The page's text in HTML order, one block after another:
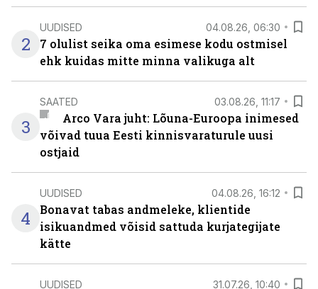
2
UUDISED 04.08.26, 06:30
7 olulist seika oma esimese kodu ostmisel
ehk kuidas mitte minna valikuga alt
3
SAATED 03.08.26, 11:17
Arco Vara juht: Lõuna-Euroopa inimesed
võivad tuua Eesti kinnisvaraturule uusi
ostjaid
4
UUDISED 04.08.26, 16:12
Bonavat tabas andmeleke, klientide
isikuandmed võisid sattuda kurjategijate
kätte
UUDISED 31.07.26, 10:40